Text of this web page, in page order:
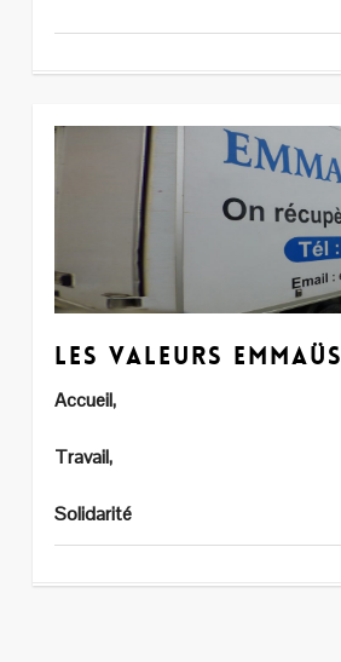
Les valeurs Emmaüs
Accueil,
Travail,
Solidarité